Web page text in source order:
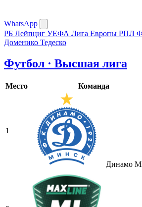
WhatsApp
РБ Лейпциг УЕФА Лига Европы РПЛ
Доменико Тедеско
Футбол · Высшая лига
Место Команда
1
Динамо